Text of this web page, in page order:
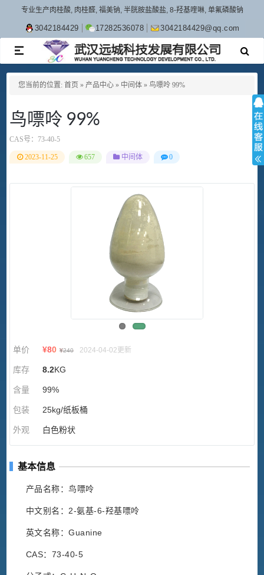
专业生产肉桂酸, 肉桂醛, 福美钠, 半胱胺盐酸盐, 8-羟基喹啉, 单氟磷酸钠
3042184429 17282536078 3042184429@qq.com
TOGGLE
NAVIGATION
您当前的位置: 首页 » 产品中心 » 中间体 » 鸟嘌呤 99%
鸟嘌呤 99%
CAS号： 73-40-5
2023-11-25 657 中间体 0
单价 ¥80 ¥240 2024-04-02更新
库存 8.2KG
含量 99%
包装 25kg/纸板桶
外观 白色粉状
基本信息
产品名称：鸟嘌呤
中文别名：2-氨基-6-羟基嘌呤
英文名称：Guanine
CAS：73-40-5